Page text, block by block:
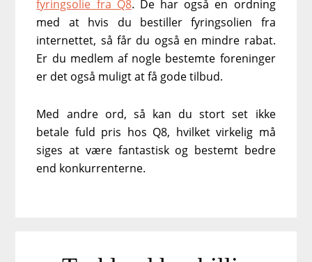
fyringsolie fra Q8. De har også en ordning
med at hvis du bestiller fyringsolien fra
internettet, så får du også en mindre rabat.
Er du medlem af nogle bestemte foreninger
er det også muligt at få gode tilbud.
Med andre ord, så kan du stort set ikke
betale fuld pris hos Q8, hvilket virkelig må
siges at være fantastisk og bestemt bedre
end konkurrenterne.